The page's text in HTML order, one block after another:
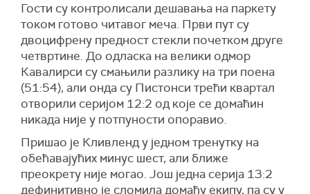
Гости су контролисали дешавања на паркету
током готово читавог меча. Први пут су
двоцифрену предност стекли почетком друге
четвртине. До одласка на велики одмор
Кавалирси су смањили разлику на три поена
(51:54), али онда су Пистонси трећи квартал
отворили серијом 12:2 од које се домаћин
никада није у потпуности опоравио.
Пришао је Кливленд у једном тренутку на
обећавајућих минус шест, али ближе
преокрету није могао. Још једна серија 13:2
дефинитивно је сломила домаћу екипу, па су у